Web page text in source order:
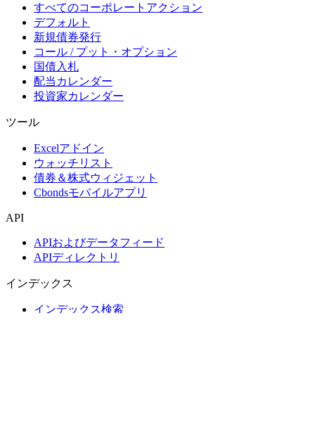
すべてのコーポレートアクション
デフォルト
新規債券発行
コール / プット・オプション
国債入札
配当カレンダー
投資家カレンダー
ツール
Excelアドイン
ウォッチリスト
債券＆株式ウィジェット
Cbondsモバイルアプリ
API
APIおよびデータフィード
APIディレクトリ
インデックス
インデックス検索